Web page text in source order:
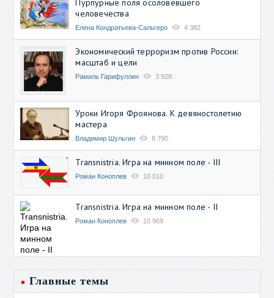
человечества
Елена Кондратьева-Сальгеро 4 382
Экономический терроризм против России:
масштаб и цели
Рамиль Гарифуллин 3 928
Уроки Игоря Фроянова. К девяностолетию
мастера
Владимир Шульгин 8 790
Transnistria. Игра на минном поле - III
Роман Коноплев 10 010
Transnistria. Игра на минном поле - II
Роман Коноплев 10 969
Главные темы